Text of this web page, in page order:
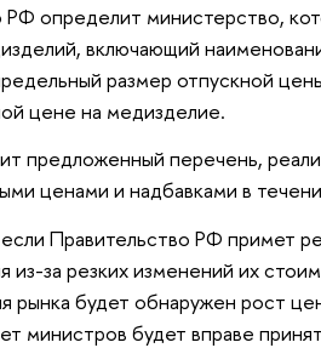
определит министерство,
включающий
размер отпускной
цене на медизделие.
предложенный перечень,
ценами и надбавками в
Правительство РФ примет
за резких изменений их
рынка будет обнаружен рост
министров будет вправе